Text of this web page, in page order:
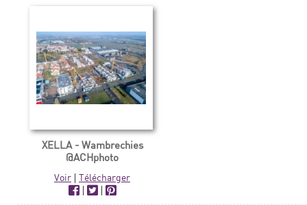
XELLA - Wambrechies
@ACHphoto
Voir |Télécharger
|
|